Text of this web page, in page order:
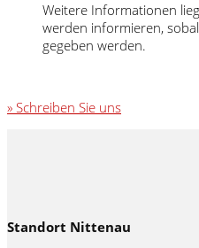
Weitere Informationen
werden informieren,
gegeben werden.
» Schreiben Sie uns
Standort Nittenau